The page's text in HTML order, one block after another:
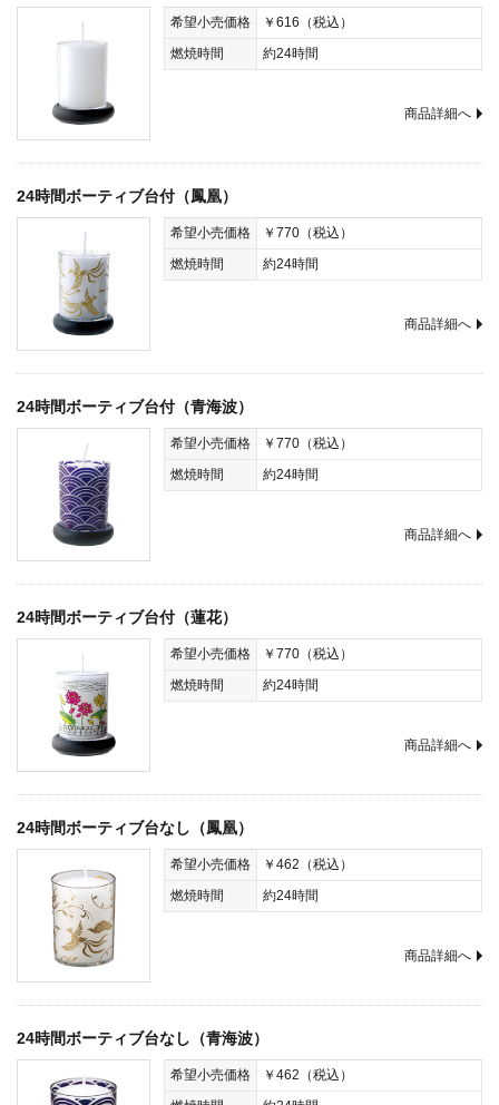
希望小売価格
￥616（税込）
燃焼時間
約24時間
商品詳細へ
24時間ボーティブ台付（鳳凰）
希望小売価格
￥770（税込）
燃焼時間
約24時間
商品詳細へ
24時間ボーティブ台付（青海波）
希望小売価格
￥770（税込）
燃焼時間
約24時間
商品詳細へ
24時間ボーティブ台付（蓮花）
希望小売価格
￥770（税込）
燃焼時間
約24時間
商品詳細へ
24時間ボーティブ台なし（鳳凰）
希望小売価格
￥462（税込）
燃焼時間
約24時間
商品詳細へ
24時間ボーティブ台なし（青海波）
希望小売価格
￥462（税込）